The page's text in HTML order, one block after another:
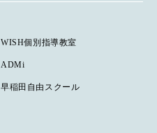
WISH個別指導教室
ADMi
早稲田自由スクール